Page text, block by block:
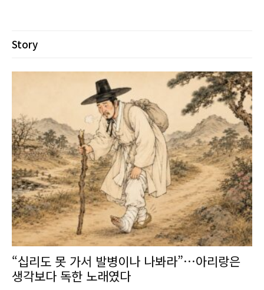
Story
“십리도 못 가서 발병이나 나봐라”…아리랑은
생각보다 독한 노래였다